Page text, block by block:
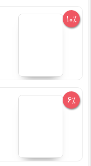
10%
6%